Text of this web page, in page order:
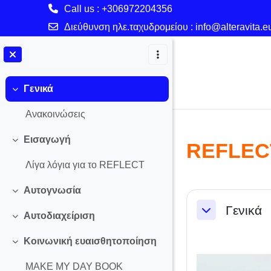
Call us : +306972204356
Διεύθυνση ηλε.ταχυδρομείου :
Σύμπτυξη
Γενικά
Ανακοινώσεις
Σύμπτυξη
Εισαγωγή
Λίγα λόγια για το REFLECT
Σύμπτυξη
Αυτογνωσία
Σύμπτυξη
Αυτοδιαχείριση
Σύμπτυξη
Κοινωνική ευαισθητοποίηση
MAKE MY DAY BOOK
Section
Γενικά